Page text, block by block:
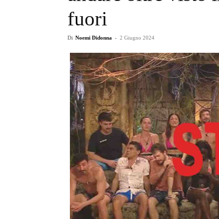
fuori
Di Noemi Didonna - 2 Giugno 2024